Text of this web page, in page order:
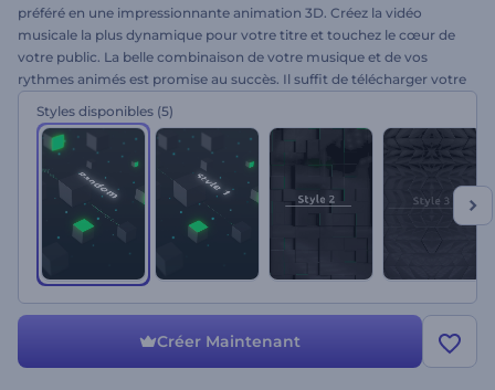
préféré en une impressionnante animation 3D. Créez la vidéo
musicale la plus dynamique pour votre titre et touchez le cœur de
votre public. La belle combinaison de votre musique et de vos
rythmes animés est promise au succès. Il suffit de télécharger votre
C'est une solution idéale pour les présentations d'albums, les
chaînes YouTube, les sorties de single, les promotions sur les
médias sociaux, etc. Essai gratuit !
Styles disponibles (5)
Créer Maintenant